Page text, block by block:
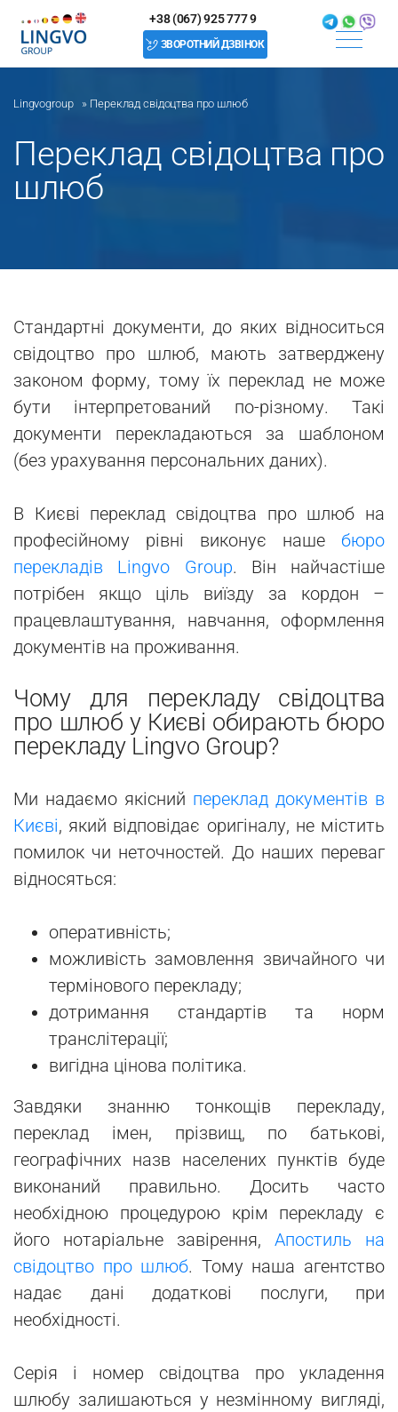
+38 (067) 925 777 9
ЗВОРОТНИЙ ДЗВІНОК
Lingvogroup » Переклад свідоцтва про шлюб
Переклад свідоцтва про
шлюб
Стандартні документи, до яких відноситься
свідоцтво про шлюб, мають затверджену
законом форму, тому їх переклад не може
бути інтерпретований по-різному. Такі
документи перекладаються за шаблоном
(без урахування персональних даних).
В Києві переклад свідоцтва про шлюб на
професійному рівні виконує наше бюро
перекладів Lingvo Group. Він найчастіше
потрібен якщо ціль виїзду за кордон –
працевлаштування, навчання, оформлення
документів на проживання.
Чому для перекладу свідоцтва
про шлюб у Києві обирають бюро
перекладу Lingvo Group?
Ми надаємо якісний переклад документів в
Києві, який відповідає оригіналу, не містить
помилок чи неточностей. До наших переваг
відносяться:
оперативність;
можливість замовлення звичайного чи
термінового перекладу;
дотримання стандартів та норм
транслітерації;
вигідна цінова політика.
Завдяки знанню тонкощів перекладу,
переклад імен, прізвищ, по батькові,
географічних назв населених пунктів буде
виконаний правильно. Досить часто
необхідною процедурою крім перекладу є
його нотаріальне завірення, Апостиль на
свідоцтво про шлюб. Тому наша агентство
надає дані додаткові послуги, при
необхідності.
Серія і номер свідоцтва про укладення
шлюбу залишаються у незмінному вигляді,